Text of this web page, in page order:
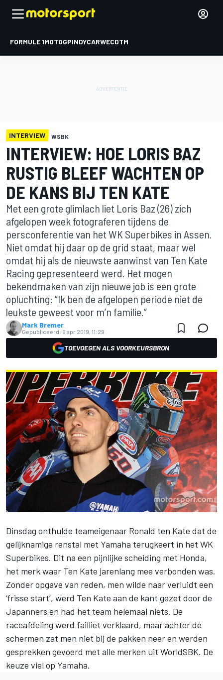
FORMULE 1MOTOGPINDYCARWECDTM
INTERVIEW WSBK
INTERVIEW: HOE LORIS BAZ
RUSTIG BLEEF WACHTEN OP
DE KANS BIJ TEN KATE
Met een grote glimlach liet Loris Baz (26) zich
afgelopen week fotograferen tijdens de
persconferentie van het WK Superbikes in Assen.
Niet omdat hij daar op de grid staat, maar wel
omdat hij als de nieuwste aanwinst van Ten Kate
Racing gepresenteerd werd. Het mogen
bekendmaken van zijn nieuwe job is een grote
opluchting: “Ik ben de afgelopen periode niet de
leukste geweest voor m’n familie.”
Mark Bremer
Gepubliceerd: 6 apr 2019, 11:29
TOEVOEGEN ALS VOORKEURSBRON
Dinsdag onthulde teameigenaar Ronald ten Kate dat de
gelijknamige renstal met Yamaha terugkeert in het WK
Superbikes. Dit na een pijnlijke scheiding met Honda,
het merk waar Ten Kate jarenlang mee verbonden was.
Zonder opgave van reden, men wilde naar verluidt een
‘frisse start’, werd Ten Kate aan de kant gezet door de
Japanners en had het team helemaal niets. De
raceafdeling werd failliet verklaard, maar achter de
schermen zat men niet bij de pakken neer en werden
gesprekken gevoerd met alle merken uit WorldSBK. De
keuze viel op Yamaha.